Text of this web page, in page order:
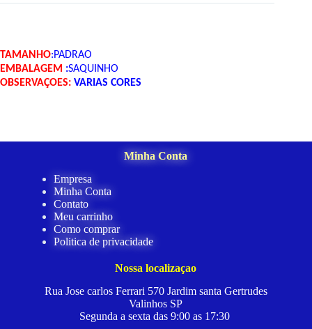
TAMANHO:PADRAO
EMBALAGEM :SAQUINHO
OBSERVAÇOES: VARIAS CORES
Minha Conta
Empresa
Minha Conta
Contato
Meu carrinho
Como comprar
Politica de privacidade
Nossa localizaçao
Rua Jose carlos Ferrari 570 Jardim santa Gertrudes
Valinhos SP
Segunda a sexta das 9:00 as 17:30